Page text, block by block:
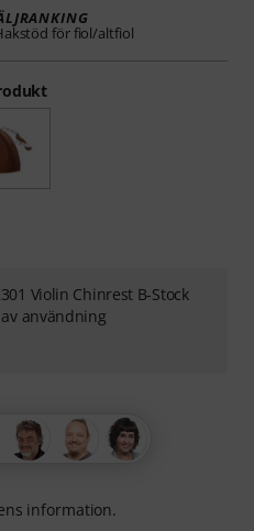
för fiol/altfiol
information.
Violin Chinrest B-Stock
användning